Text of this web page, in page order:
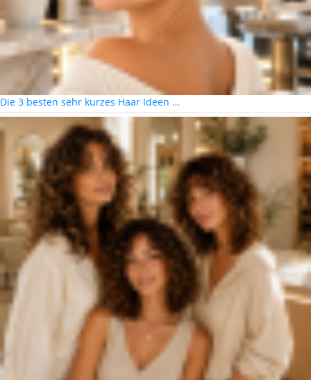
Die 3 besten sehr kurzes Haar Ideen …